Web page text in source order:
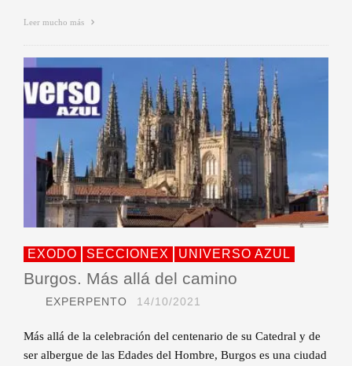
Leer mucho más
EXODO SECCIONEX UNIVERSO AZUL
Burgos. Más allá del camino
EXPERPENTO 14/10/2021
Más allá de la celebración del centenario de su Catedral y de
ser albergue de las Edades del Hombre, Burgos es una ciudad